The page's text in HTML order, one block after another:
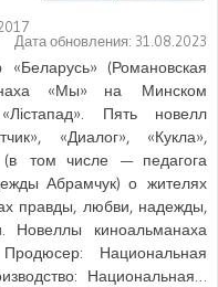
Дата обновления: 31.08.2023
(Романовская
«Мы» на Минском
Пять новелл
«Диалог», «Кукла»,
(в том числе — педагога
Абрамчук) о жителях
правды, любви, надежды,
киноальманаха
Национальная
Национальная…